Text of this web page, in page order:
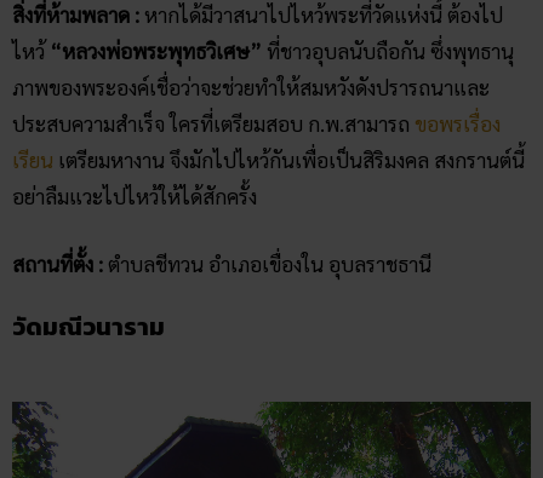
สิ่งที่ห้ามพลาด : หากได้มีวาสนาไปไหว้พระที่วัดแห่งนี้ ต้องไป
ไหว้ “หลวงพ่อพระพุทธวิเศษ” ที่ชาวอุบลนับถือกัน ซึ่งพุทธานุ
ภาพของพระองค์เชื่อว่าจะช่วยทำให้สมหวังดังปรารถนาและ
ประสบความสำเร็จ ใครที่เตรียมสอบ ก.พ.สามารถ ขอพรเรื่อง
เรียน เตรียมหางาน จึงมักไปไหว้กันเพื่อเป็นสิริมงคล สงกรานต์นี้
อย่าลืมแวะไปไหว้ให้ได้สักครั้ง
สถานที่ตั้ง : ตำบลชีทวน อำเภอเขื่องใน อุบลราชธานี
วัดมณีวนาราม